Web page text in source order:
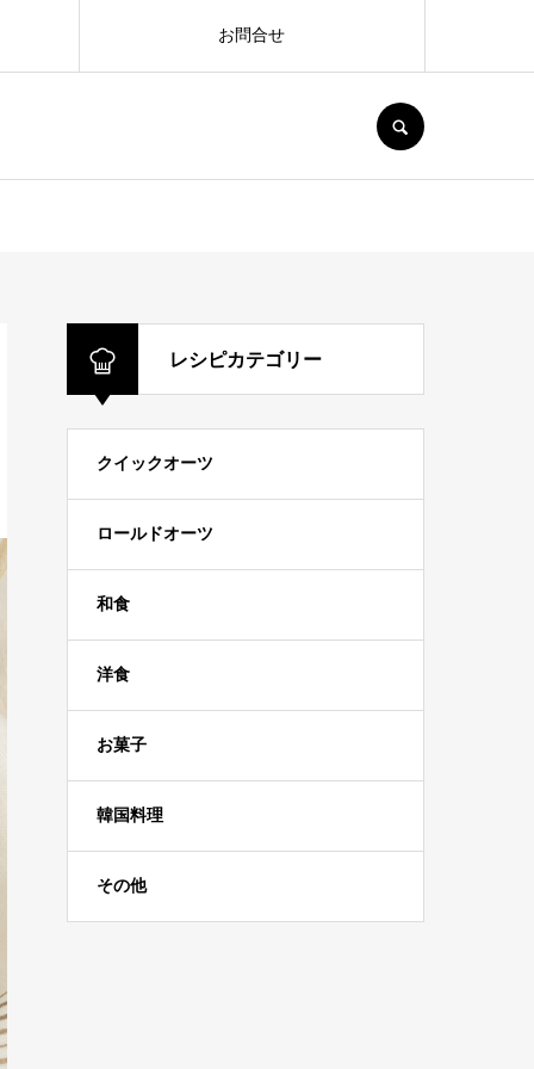
お問合せ
レシピカテゴリー
クイックオーツ
ロールドオーツ
和食
洋食
お菓子
韓国料理
その他